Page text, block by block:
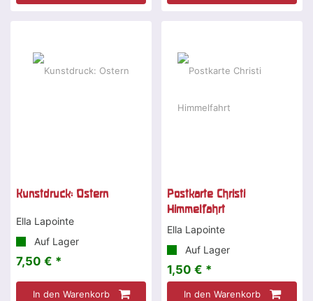
Kunstdruck: Ostern
Ella Lapointe
Auf Lager
7,50 € *
In den Warenkorb
Postkarte Christi
Himmelfahrt
Ella Lapointe
Auf Lager
1,50 € *
In den Warenkorb